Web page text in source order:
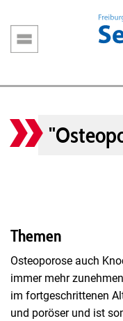
zum
Inhalt
Hauptnavigation
Themen
Osteoporose auch
immer mehr
im fortgeschrittenen
und poröser und ist